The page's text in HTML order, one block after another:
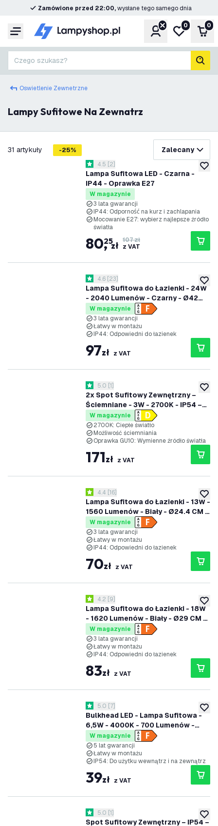
Zamówione przed 22:00,wysłane tego samego dnia
Menu KontoMoja lista
0 0
Czego szukasz?
Oswietlenie Zewnetrzne
Lampy Sufitowe Na Zewnatrz
31 artykuły Zalecany
-25%
Lampa Sufitowa LED - Czarna -
IP44 - Oprawka E27
otwórz panel recenzji
4.5 Gwiazdki oceny
4.5 [2]
W magazynie
3 lata gwarancji
IP44: Odporność na kurz i zachlapania
Mocowanie E27: wybierz najlepsze źródło
światła
80,
25zł 107 zł
z VAT
dodaj
Lampa Sufitowa do Łazienki - 24W
- 2040 Lumenów - Czarny - Ø42
CM - IP44 Wodoodporność - 2700K
- Lampa Sufitowa LED
otwórz panel recenzji
4.6 Gwiazdki oceny
4.6 [23]
W magazynie
3 lata gwarancji
Łatwy w montażu
IP44: Odpowiedni do łazienek
97zł z VAT
2x Spot Sufitowy Zewnętrzny –
Ściemniane - 3W - 2700K - IP54 –
Czarny
otwórz panel recenzji
5 Gwiazdki oceny
5.0 [1]
W magazynie
2700K: Ciepłe światło
Możliwość ściemniania
Oprawka GU10: Wymienne źródło światła
171zł z VAT
dodaj
Lampa Sufitowa do Łazienki - 13W -
1560 Lumenów - Biały - Ø24.4 CM -
IP44 Wodoodporność - 2700K -
Lampa Sufitowa LED
otwórz panel recenzji
4.4 Gwiazdki oceny
4.4 [16]
W magazynie
3 lata gwarancji
Łatwy w montażu
IP44: Odpowiedni do łazienek
70zł z VAT
dodaj
Lampa Sufitowa do Łazienki - 18W
- 1620 Lumenów - Biały - Ø29 CM -
IP44 Wodoodporność - 2700K -
Lampa Sufitowa LED
otwórz panel recenzji
4.2 Gwiazdki oceny
4.2 [9]
W magazynie
3 lata gwarancji
Łatwy w montażu
IP44: Odpowiedni do łazienek
83zł z VAT
Bulkhead LED - Lampa Sufitowa -
6,5W - 4000K - 700 Lumenów -
Czarny - IP54 Wodoodporność - 5
lat gwarancji
otwórz panel recenzji
5 Gwiazdki oceny
5.0 [7]
W magazynie
5 lat gwarancji
Łatwy w montażu
IP54: Do użytku wewnątrz i na zewnątrz
39zł z VAT
dodaj
Spot Sufitowy Zewnętrzny – IP54 –
otwórz panel recenzji
5 Gwiazdki oceny
5.0 [1]
filtruj